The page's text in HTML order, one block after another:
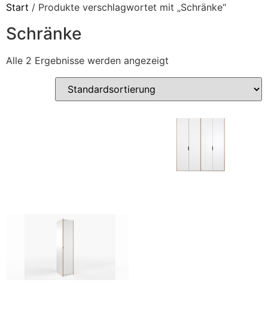
Start / Produkte verschlagwortet mit „Schränke“
Schränke
Alle 2 Ergebnisse werden angezeigt